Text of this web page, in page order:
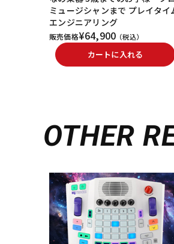
ミュージシャンまで プレイタイ
エンジニアリング
販売価格¥64,900 （税込）
カートに入れる
OTHER